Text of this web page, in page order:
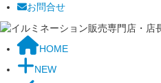
お問合せ
HOME
NEW